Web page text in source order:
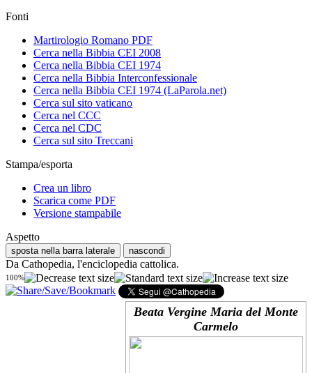
Fonti
Martirologio Romano PDF
Cerca nella Bibbia CEI 2008
Cerca nella Bibbia CEI 1974
Cerca nella Bibbia Interconfessionale
Cerca nella Bibbia CEI 1974 (LaParola.net)
Cerca sul sito vaticano
Cerca nel CCC
Cerca nel CDC
Cerca sul sito Treccani
Stampa/esporta
Crea un libro
Scarica come PDF
Versione stampabile
Aspetto
sposta nella barra laterale nascondi
Da Cathopedia, l'enciclopedia cattolica.
100%
Beata Vergine Maria del Monte
Carmelo